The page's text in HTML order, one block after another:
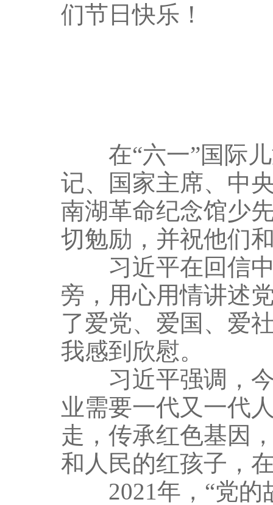
们节日快乐！
在“六一”国际儿
记、国家主席、中
南湖革命纪念馆少
切勉励，并祝他们
习近平在回信中
旁，用心用情讲述
了爱党、爱国、爱
我感到欣慰。
习近平强调，今
业需要一代又一代
走，传承红色基因
和人民的红孩子，
2021年，“党的